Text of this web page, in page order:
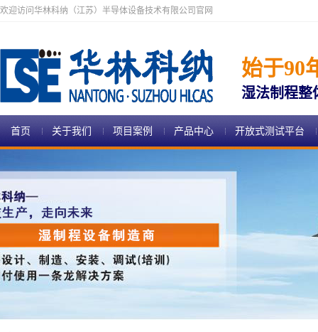
欢迎访问华林科纳（江苏）半导体设备技术有限公司官网
始于90
湿法制程整
首页 关于我们 项目案例 产品中心 开放式测试平台